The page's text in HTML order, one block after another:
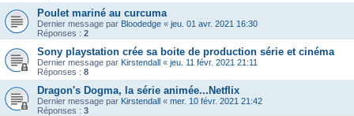
Poulet mariné au curcuma
Dernier message par Bloodedge « jeu. 01 avr. 2021 16:30
Réponses : 2
Sony playstation crée sa boite de production série et cinéma
Dernier message par Kirstendall « jeu. 11 févr. 2021 21:11
Réponses : 8
Dragon's Dogma, la série animée...Netflix
Dernier message par Kirstendall « mer. 10 févr. 2021 21:42
Réponses : 3